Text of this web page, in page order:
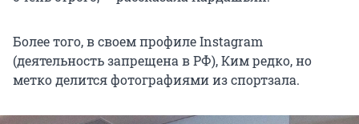
Более того, в своем профиле Instagram
(деятельность запрещена в РФ), Ким редко, но
метко делится фотографиями из спортзала.